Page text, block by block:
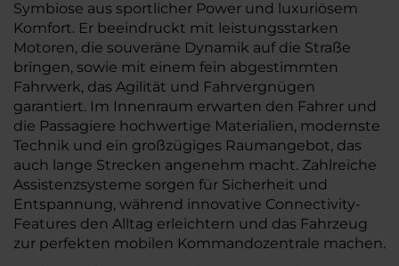
Symbiose aus sportlicher Power und luxuriösem
Komfort. Er beeindruckt mit leistungsstarken
Motoren, die souveräne Dynamik auf die Straße
bringen, sowie mit einem fein abgestimmten
Fahrwerk, das Agilität und Fahrvergnügen
garantiert. Im Innenraum erwarten den Fahrer und
die Passagiere hochwertige Materialien, modernste
Technik und ein großzügiges Raumangebot, das
auch lange Strecken angenehm macht. Zahlreiche
Assistenzsysteme sorgen für Sicherheit und
Entspannung, während innovative Connectivity-
Features den Alltag erleichtern und das Fahrzeug
zur perfekten mobilen Kommandozentrale machen.